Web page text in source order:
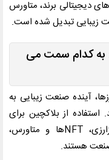
دیجیتالی برند، متاورس
زیبایی تبدیل شده است.
به کدام سمت می
آینده صنعت زیبایی به
از بلاکچین برای
شفافیت بیشتر، پذیرش پرداخت‌های رمزارزی، NFTها و متاورس،
هستند.